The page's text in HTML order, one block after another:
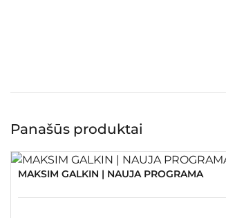
Panašūs produktai
MAKSIM GALKIN | NAUJA PROGRAMA